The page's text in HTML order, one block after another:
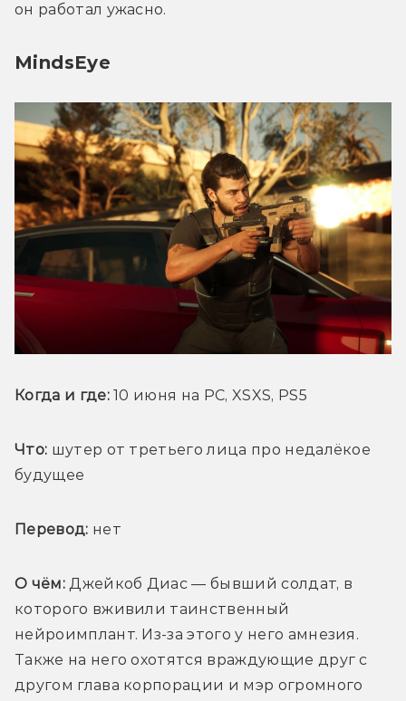
он работал ужасно.
MindsEye
Когда и где: 10 июня на PC, XSXS, PS5
Что: шутер от третьего лица про недалёкое
будущее
Перевод: нет
О чём: Джейкоб Диас — бывший солдат, в
которого вживили таинственный
нейроимплант. Из-за этого у него амнезия.
Также на него охотятся враждующие друг с
другом глава корпорации и мэр огромного